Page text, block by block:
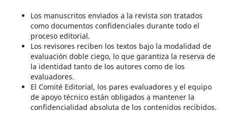
Los manuscritos enviados a la revista son tratados
como documentos confidenciales durante todo el
proceso editorial.
Los revisores reciben los textos bajo la modalidad de
evaluación doble ciego, lo que garantiza la reserva de
la identidad tanto de los autores como de los
evaluadores.
El Comité Editorial, los pares evaluadores y el equipo
de apoyo técnico están obligados a mantener la
confidencialidad absoluta de los contenidos recibidos.